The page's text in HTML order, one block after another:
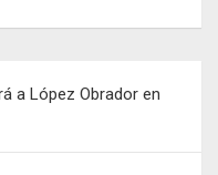
a López Obrador en